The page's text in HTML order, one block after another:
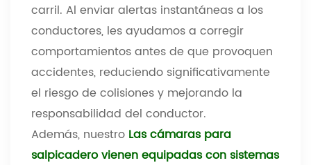
carril. Al enviar alertas instantáneas a los
conductores, les ayudamos a corregir
comportamientos antes de que provoquen
accidentes, reduciendo significativamente
el riesgo de colisiones y mejorando la
responsabilidad del conductor.
Además, nuestro Las cámaras para
salpicadero vienen equipadas con sistemas